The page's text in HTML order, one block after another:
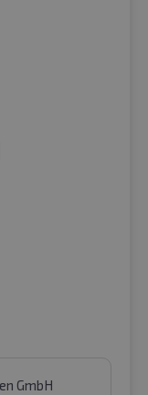
GmbH